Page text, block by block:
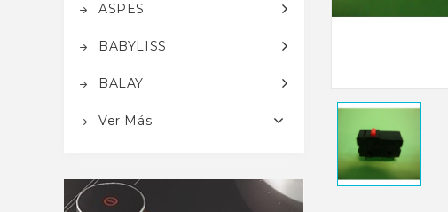
ASPES
BABYLISS
BALAY
Ver Más